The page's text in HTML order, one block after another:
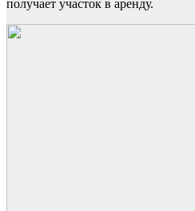
получает участок в аренду.